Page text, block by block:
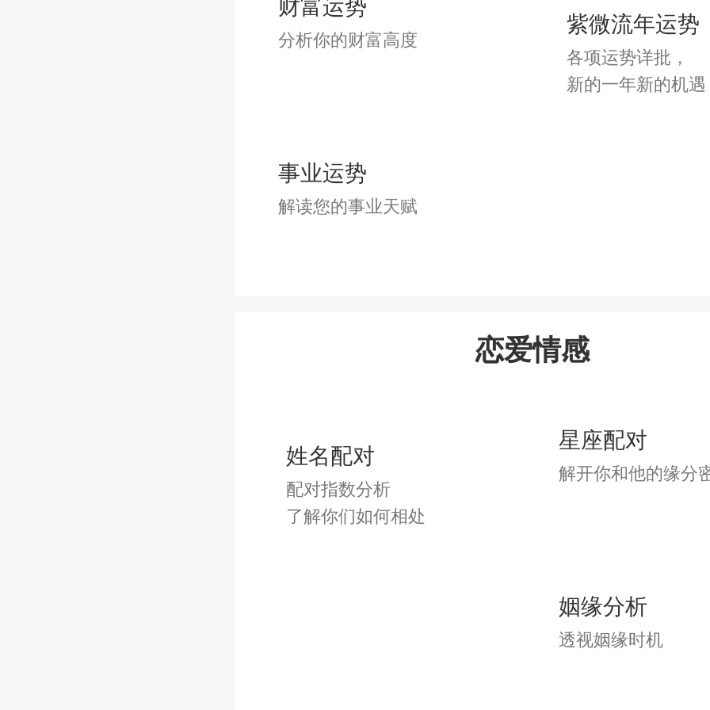
{24.} 浪漫梦魇
{27.} 桃瓣轻舔
{32.} 樱花盛开
以上是小编为大家收集的关于四个字
达其含义，而四个字的微信名字不长也
财富运势
分析你的财富高度
事业运势
解读您的事业天赋
紫微流年运势
各项运势详批，
新的一年新的机遇
恋爱情感
姓名配对
配对指数分析
了解你们如何相处
星座配对
解开你和他的缘分
姻缘分析
透视姻缘时机